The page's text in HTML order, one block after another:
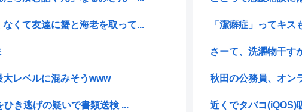
くて友達に蟹と海老を取って...
大レベルに混みそうwww
ひき逃げの疑いで書類送検 ...
「潔癖症」ってキス
さーて、洗濯物干す
秋田の公務員、オン
近くでタバコ(iQOS)